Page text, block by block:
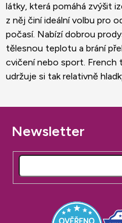
látky, která pomáhá zvýšit
z něj činí ideální volbu pro
počasí. Nabízí dobrou
tělesnou teplotu a brání
cvičení nebo sport. French
udržuje si tak relativně
Z
á
a